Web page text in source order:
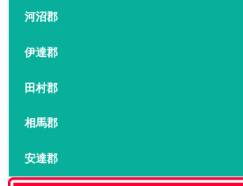
河沼郡
伊達郡
田村郡
相馬郡
安達郡